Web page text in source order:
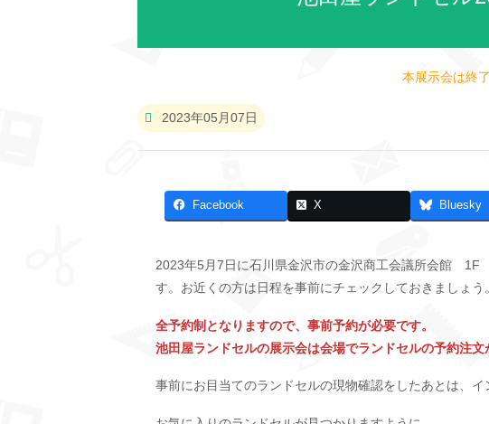
本展示会は終
2023年05月07日
Facebook X Bluesky
2023年5月7日に石川県金沢市の金沢商工会議所会館 1F
す。お近くの方は日程を事前にチェックしておきましょう。
全予約制となりますので、事前予約が必要です。
池田屋ランドセルの展示会は会場でランドセルの予約注文
事前にお目当てのランドセルの現物確認をしたあとは、イ